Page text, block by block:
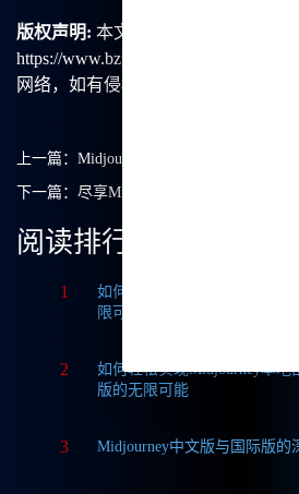
版权声明: 本文由【B族智能】原创
https://www.bzu.cn/news/show/
网络，如有侵权请联系我们删除处理
上一篇： Midjourney中文绘画：无障碍创
下一篇： 尽享Midjourney官方中文版的无
阅读排行
1
如何获取Midjourney破解版
限可能
2
如何轻松实现Midjourney本地
版的无限可能
3 Midjourney中文版与国际版的